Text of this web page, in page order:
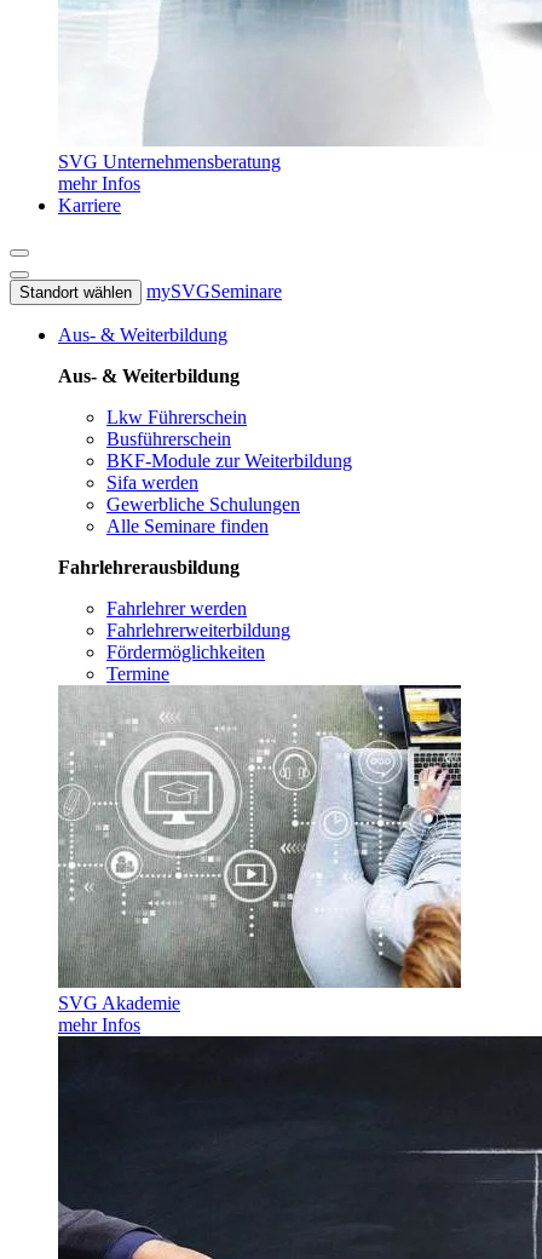
SVG Unternehmensberatung
mehr Infos
Karriere
Standort wählen mySVGSeminare
Aus- & Weiterbildung
Aus- & Weiterbildung
Lkw Führerschein
Busführerschein
BKF-Module zur Weiterbildung
Sifa werden
Gewerbliche Schulungen
Alle Seminare finden
Fahrlehrerausbildung
Fahrlehrer werden
Fahrlehrerweiterbildung
Fördermöglichkeiten
Termine
SVG Akademie
mehr Infos